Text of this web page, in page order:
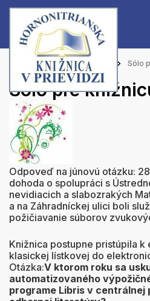
Hlavná stránka Aktuality Sólo
Sólo pre
Odpoveď na júnovú otázku:
dohoda o spolupráci s
nevidiacich a slabozrakých
a na Záhradníckej ulici boli
požičiavanie súborov
Knižnica postupne pristúpila
klasickej lístkovej do
Otázka:V ktorom roku sa
automatizovaného
programe Libris v centrálnej